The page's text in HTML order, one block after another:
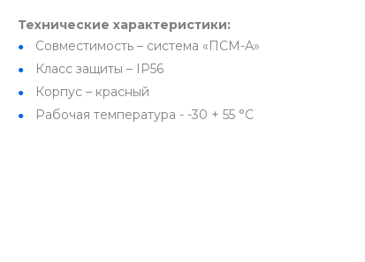
Технические характеристики:
Совместимость – система «ПСМ-А»
Класс защиты – IP56
Корпус – красный
Рабочая температура - -30 + 55 °С